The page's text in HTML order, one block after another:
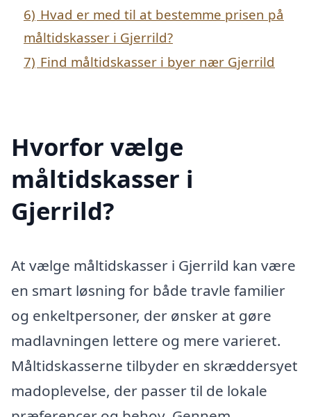
6) Hvad er med til at bestemme prisen på
måltidskasser i Gjerrild?
7) Find måltidskasser i byer nær Gjerrild
Hvorfor vælge
måltidskasser i
Gjerrild?
At vælge måltidskasser i Gjerrild kan være
en smart løsning for både travle familier
og enkeltpersoner, der ønsker at gøre
madlavningen lettere og mere varieret.
Måltidskasserne tilbyder en skræddersyet
madoplevelse, der passer til de lokale